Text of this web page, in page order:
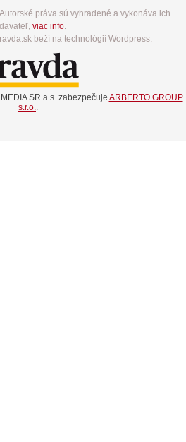
práva sú vyhradené a vykonáva ich
viac info.
beží na technológií Wordpress.
SR a.s. zabezpečuje ARBERTO GROUP
s.r.o.